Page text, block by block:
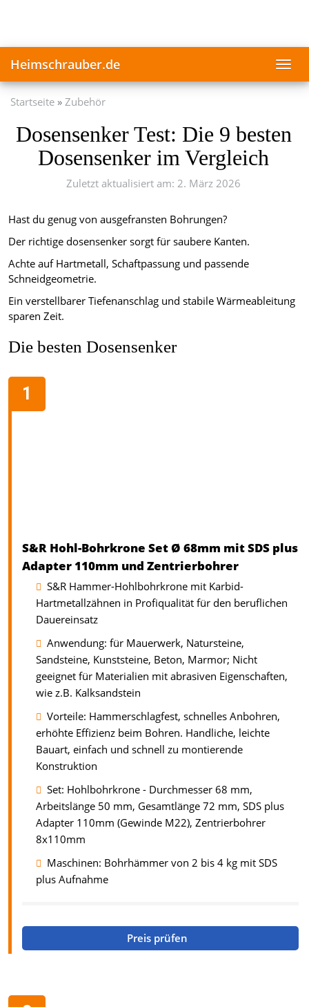
Heimschrauber.de
Startseite Zubehör
Dosensenker Test: Die 9 besten
Dosensenker im Vergleich
Zuletzt aktualisiert am: 2. März 2026
Hast du genug von ausgefransten Bohrungen?
Der richtige dosensenker sorgt für saubere Kanten.
Achte auf Hartmetall, Schaftpassung und passende
Schneidgeometrie.
Ein verstellbarer Tiefenanschlag und stabile Wärmeableitung
sparen Zeit.
Die besten Dosensenker
S&R Hohl-Bohrkrone Set Ø 68mm mit SDS plus
Adapter 110mm und Zentrierbohrer
S&R Hammer-Hohlbohrkrone mit Karbid-
Hartmetallzähnen in Profiqualität für den beruflichen
Dauereinsatz
Anwendung: für Mauerwerk, Natursteine,
Sandsteine, Kunststeine, Beton, Marmor; Nicht
geeignet für Materialien mit abrasiven Eigenschaften,
wie z.B. Kalksandstein
Vorteile: Hammerschlagfest, schnelles Anbohren,
erhöhte Effizienz beim Bohren. Handliche, leichte
Bauart, einfach und schnell zu montierende
Konstruktion
Set: Hohlbohrkrone - Durchmesser 68 mm,
Arbeitslänge 50 mm, Gesamtlänge 72 mm, SDS plus
Adapter 110mm (Gewinde M22), Zentrierbohrer
8x110mm
Maschinen: Bohrhämmer von 2 bis 4 kg mit SDS
plus Aufnahme
Preis prüfen